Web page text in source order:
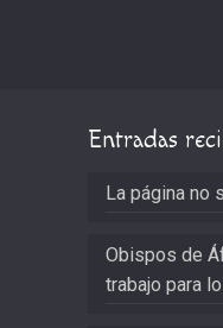
Entradas
La página no
Obispos de
trabajo para